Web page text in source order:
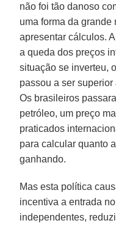
não foi tão danoso
uma forma da grande
apresentar cálculos.
a queda dos preços
situação se inverteu,
passou a ser
Os brasileiros
petróleo, um preço
praticados
para calcular quanto
ganhando.
Mas esta política
incentiva a entrada
independentes,